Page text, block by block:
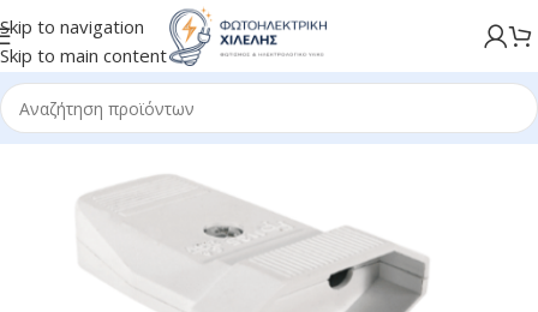
Skip to navigation
Skip to main content